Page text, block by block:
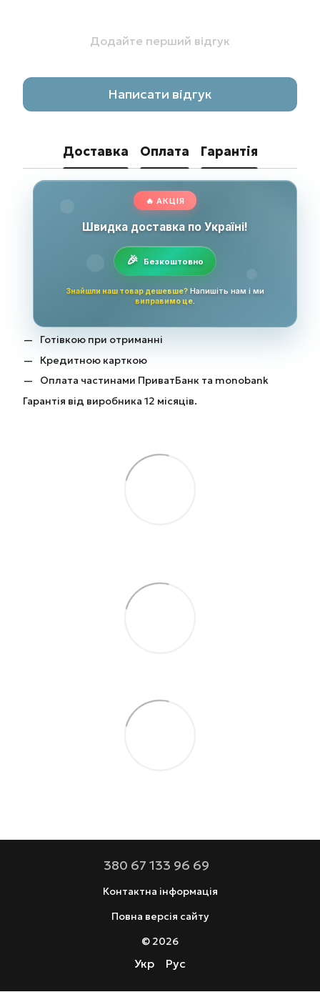
Додайте перший відгук
Написати відгук
Доставка Оплата Гарантія
🔥 АКЦІЯ
Швидка доставка по Україні!
Безкоштовно
Знайшли наш товар дешевше? Напишіть нам і ми
виправимо це.
Готівкою при отриманні
Кредитною карткою
Оплата частинами ПриватБанк та monobank
Гарантія від виробника 12 місяців.
380 67 133 96 69
Контактна інформація
Повна версія сайту
© 2026
Укр Рус